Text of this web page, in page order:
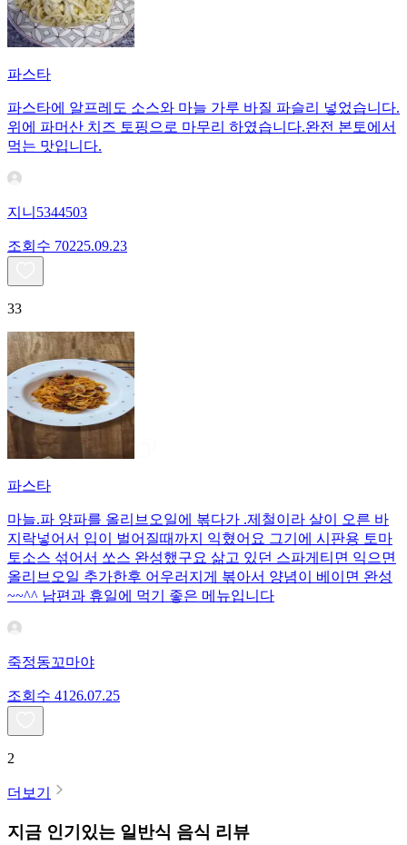
파스타
파스타에 알프레도 소스와 마늘 가루 바질 파슬리 넣었습니다.
위에 파머산 치즈 토핑으로 마무리 하였습니다.완전 본토에서
먹는 맛입니다.
지니5344503
조회수 70225.09.23
33
파스타
마늘.파 양파를 올리브오일에 볶다가 .제철이라 살이 오른 바
지락넣어서 입이 벌어질때까지 익혔어요 그기에 시판용 토마
토소스 섞어서 쏘스 완성했구요 삶고 있던 스파게티면 익으면
올리브오일 추가한후 어우러지게 볶아서 양념이 베이면 완성
~~^^ 남편과 휴일에 먹기 좋은 메뉴입니다
죽정동꼬마야
조회수 41 26.07.25
2
더보기
지금 인기있는 일반식 음식 리뷰